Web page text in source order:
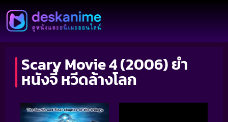
Scary Movie 4 (2006) ยำ
หนังจี้ หวีดล้างโลก